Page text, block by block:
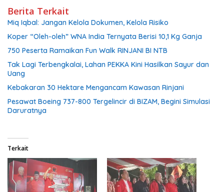
Berita Terkait
Miq Iqbal: Jangan Kelola Dokumen, Kelola Risiko
Koper “Oleh-oleh” WNA India Ternyata Berisi 10,1 Kg Ganja
750 Peserta Ramaikan Fun Walk RINJANI BI NTB
Tak Lagi Terbengkalai, Lahan PEKKA Kini Hasilkan Sayur dan
Uang
Kebakaran 30 Hektare Mengancam Kawasan Rinjani
Pesawat Boeing 737-800 Tergelincir di BIZAM, Begini Simulasi
Daruratnya
Terkait